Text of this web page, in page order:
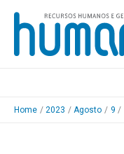
Skip
content
Home 2023 Agosto 9